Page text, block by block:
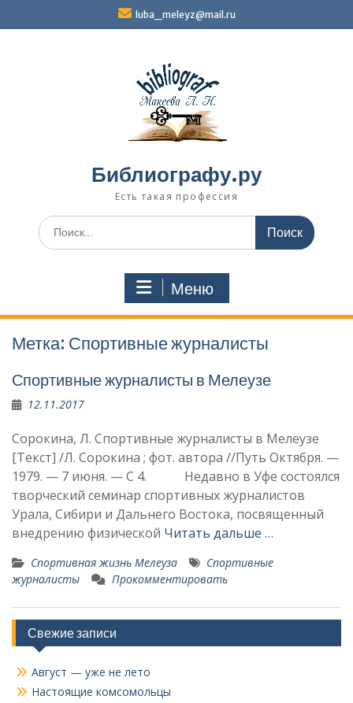
luba_meleyz@mail.ru
Библиографу.ру
Есть такая профессия
Поиск
по:
Меню
Метка: Спортивные журналисты
Спортивные журналисты в Мелеузе
12.11.2017
Сорокина, Л. Спортивные журналисты в Мелеузе
[Текст] /Л. Сорокина ; фот. автора //Путь Октября. —
1979. — 7 июня. — С 4. Недавно в Уфе состоялся
творческий семинар спортивных журналистов
Урала, Сибири и Дальнего Востока, посвящен­ный
внедрению физической Читать дальше …
Спортивная жизнь Мелеуза
Спортивные
журналисты
Прокомментировать
Свежие записи
Август — уже не лето
Настоящие комсомольцы